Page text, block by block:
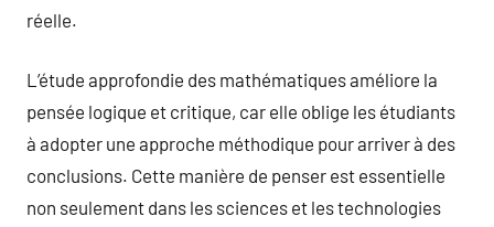
réelle.
L’étude approfondie des mathématiques améliore la
pensée logique et critique, car elle oblige les étudiants
à adopter une approche méthodique pour arriver à des
conclusions. Cette manière de penser est essentielle
non seulement dans les sciences et les technologies